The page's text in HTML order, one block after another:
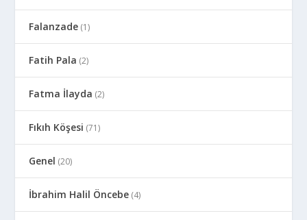
Falanzade (1)
Fatih Pala (2)
Fatma İlayda (2)
Fıkıh Köşesi (71)
Genel (20)
İbrahim Halil Öncebe (4)